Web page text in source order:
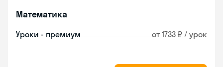
Математика
Уроки - премиум от 1733 ₽ / урок